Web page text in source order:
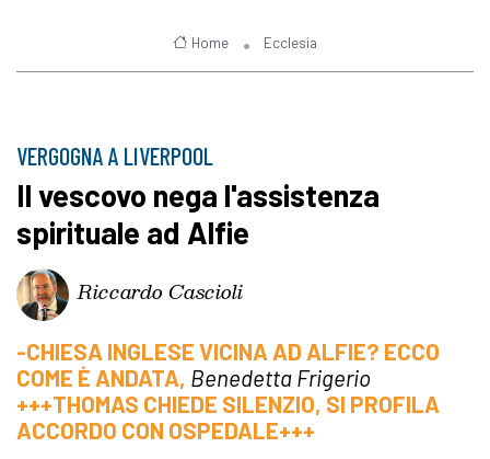
Home Ecclesia
VERGOGNA A LIVERPOOL
Il vescovo nega l'assistenza
spirituale ad Alfie
Riccardo Cascioli
-CHIESA INGLESE VICINA AD ALFIE? ECCO
COME È ANDATA, Benedetta Frigerio
+++THOMAS CHIEDE SILENZIO, SI PROFILA
ACCORDO CON OSPEDALE+++